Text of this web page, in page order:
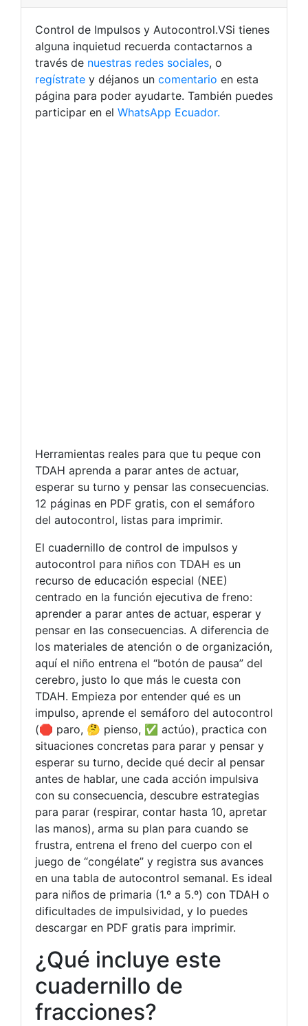
Control de Impulsos y Autocontrol.VSi tienes
alguna inquietud recuerda contactarnos a
través de nuestras redes sociales, o
regístrate y déjanos un comentario en esta
página para poder ayudarte. También puedes
participar en el WhatsApp Ecuador.
Herramientas reales para que tu peque con
TDAH aprenda a parar antes de actuar,
esperar su turno y pensar las consecuencias.
12 páginas en PDF gratis, con el semáforo
del autocontrol, listas para imprimir.
El cuadernillo de control de impulsos y
autocontrol para niños con TDAH es un
recurso de educación especial (NEE)
centrado en la función ejecutiva de freno:
aprender a parar antes de actuar, esperar y
pensar en las consecuencias. A diferencia de
los materiales de atención o de organización,
aquí el niño entrena el “botón de pausa” del
cerebro, justo lo que más le cuesta con
TDAH. Empieza por entender qué es un
impulso, aprende el semáforo del autocontrol
(🛑 paro, 🤔 pienso, ✅ actúo), practica con
situaciones concretas para parar y pensar y
esperar su turno, decide qué decir al pensar
antes de hablar, une cada acción impulsiva
con su consecuencia, descubre estrategias
para parar (respirar, contar hasta 10, apretar
las manos), arma su plan para cuando se
frustra, entrena el freno del cuerpo con el
juego de “congélate” y registra sus avances
en una tabla de autocontrol semanal. Es ideal
para niños de primaria (1.º a 5.º) con TDAH o
dificultades de impulsividad, y lo puedes
descargar en PDF gratis para imprimir.
¿Qué incluye este
cuadernillo de
fracciones?